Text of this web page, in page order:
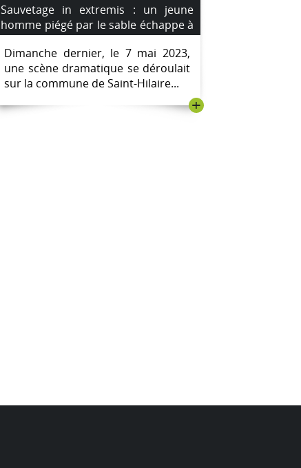
Sauvetage in extremis : un jeune
homme piégé par le sable échappe à
la mort grâce à une innovation des
Pompiers de la Vendée!.
Dimanche dernier, le 7 mai 2023,
une scène dramatique se déroulait
sur la commune de Saint-Hilaire...
+